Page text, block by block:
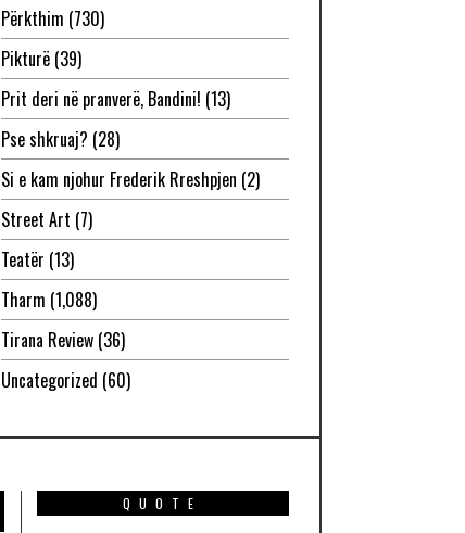
Përkthim (730)
Pikturë(39)
Prit deri në pranverë, Bandini! (13)
Pse shkruaj? (28)
Si e kam njohur Frederik Rreshpjen (2)
Street Art (7)
Teatër (13)
Tharm (1,088)
Tirana Review(36)
Uncategorized (60)
QUOTE